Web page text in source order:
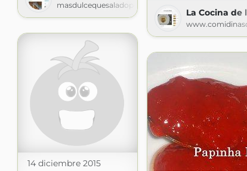
masdulcequesaladopuntocom.blogspot.com
La Cocina de
14 diciembre 2015